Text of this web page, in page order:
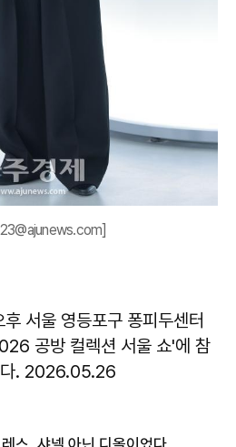
서울 영등포구 퐁피두센터
공방 컬렉션 서울 쇼'에 참
다. 2026.05.26